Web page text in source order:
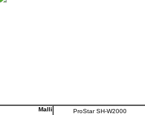
Malli
ProStar SH-W2000